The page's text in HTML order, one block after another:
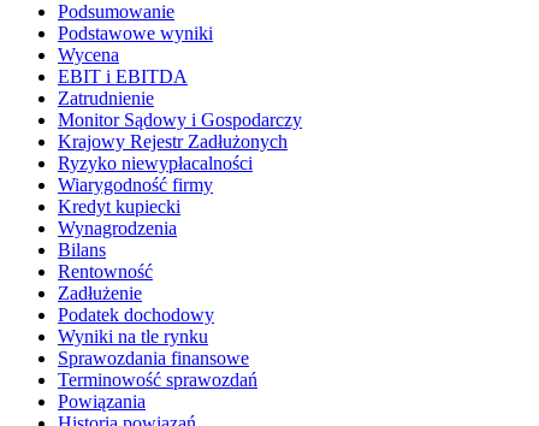
Podsumowanie
Podstawowe wyniki
Wycena
EBIT i EBITDA
Zatrudnienie
Monitor Sądowy i Gospodarczy
Krajowy Rejestr Zadłużonych
Ryzyko niewypłacalności
Wiarygodność firmy
Kredyt kupiecki
Wynagrodzenia
Bilans
Rentowność
Zadłużenie
Podatek dochodowy
Wyniki na tle rynku
Sprawozdania finansowe
Terminowość sprawozdań
Powiązania